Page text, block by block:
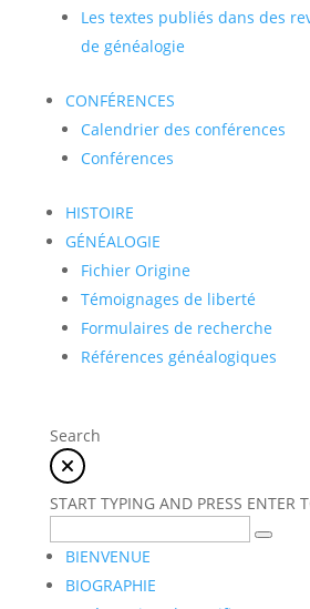
Les textes publiés dans des
de généalogie
CONFÉRENCES
Calendrier des conférences
Conférences
HISTOIRE
GÉNÉALOGIE
Fichier Origine
Témoignages de liberté
Formulaires de recherche
Références généalogiques
Search
START TYPING AND PRESS ENTER
BIENVENUE
BIOGRAPHIE